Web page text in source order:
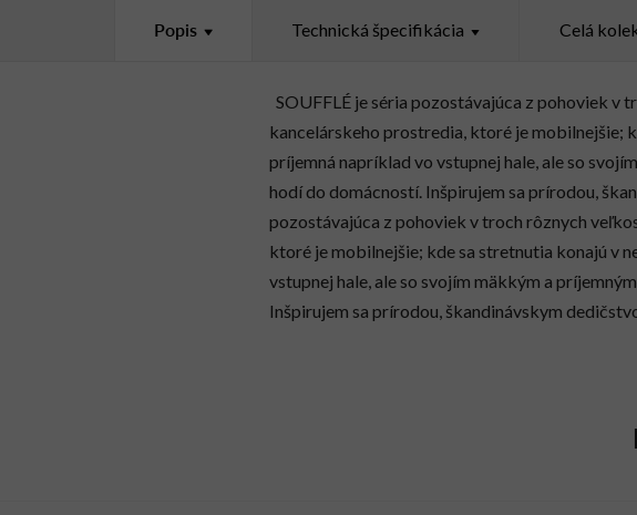
Popis Technická špecifikácia Celá
SOUFFLÉ je séria pozostávajúca z pohoviek v
kancelárskeho prostredia, ktoré je mobilnejšie;
príjemná napríklad vo vstupnej hale, ale so
hodí do domácností. Inšpirujem sa prírodou,
pozostávajúca z pohoviek v troch rôznych
ktoré je mobilnejšie; kde sa stretnutia konajú v
vstupnej hale, ale so svojím mäkkým a
Inšpirujem sa prírodou, škandinávskym